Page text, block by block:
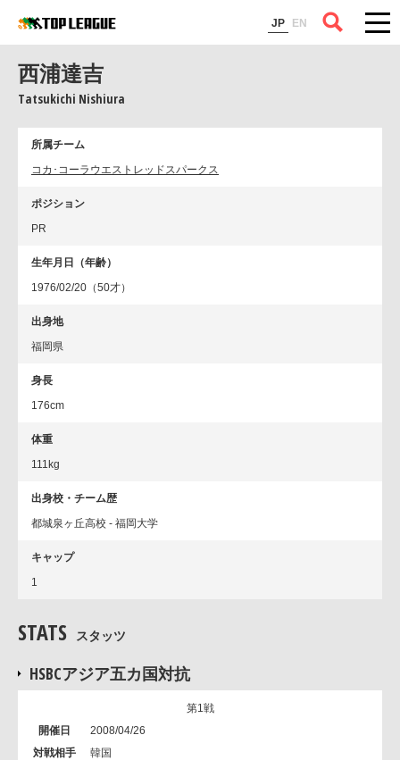
JP EN
コラム
西浦達吉
Tatsukichi Nishiura
所属チーム
コカ･コーラウエストレッドスパークス
ポジション
PR
生年月日（年齢）
1976/02/20（50才）
出身地
福岡県
身長
176cm
体重
111kg
出身校・チーム歴
都城泉ヶ丘高校 - 福岡大学
キャップ
1
STATS スタッツ
HSBCアジア五カ国対抗
第1戦
2008/04/26
韓国